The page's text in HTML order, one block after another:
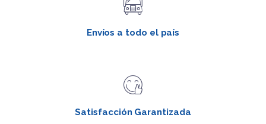
Envíos a todo el país
Satisfacción Garantizada